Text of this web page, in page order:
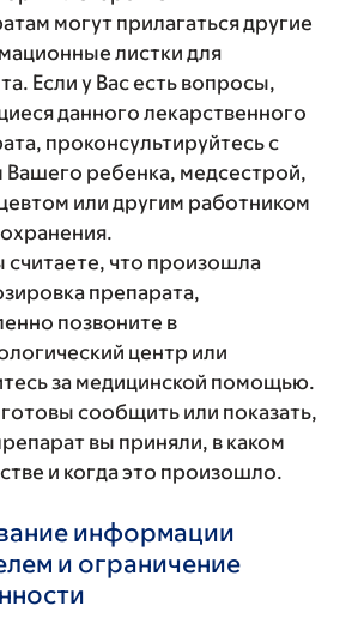
могут прилагаться другие
листки для
Если у Вас есть вопросы,
данного лекарственного
проконсультируйтесь с
Вашего ребенка, медсестрой,
или другим работником
считаете, что произошла
препарата,
позвоните в
центр или
за медицинской помощью.
готовы сообщить или показать,
вы приняли, в каком
и когда это произошло.
информации
и ограничение